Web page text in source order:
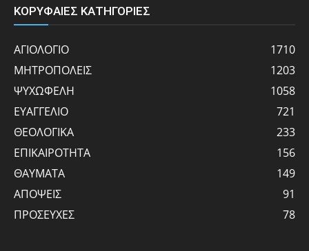
ΚΟΡΥΦΑΙΕΣ ΚΑΤΗΓΟΡΙΕΣ
ΑΓΙΟΛΟΓΙΟ
1710
ΜΗΤΡΟΠΟΛΕΙΣ
1203
ΨΥΧΩΦΕΛΗ
1058
ΕΥΑΓΓΕΛΙΟ
721
ΘΕΟΛΟΓΙΚΑ
233
ΕΠΙΚΑΙΡΟΤΗΤΑ
156
ΘΑΥΜΑΤΑ
149
ΑΠΟΨΕΙΣ
91
ΠΡΟΣΕΥΧΕΣ
78